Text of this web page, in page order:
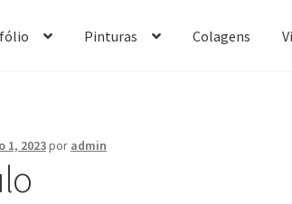
Pinturas Colagens
1, 2023por admin